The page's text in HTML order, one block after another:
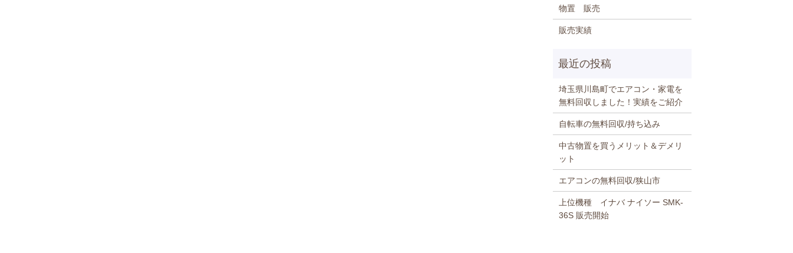
物置 販売
販売実績
埼玉県川島町でエアコン・家電を
無料回収しました！実績をご紹介
自転車の無料回収/持ち込み
中古物置を買うメリット＆デメリ
ット
エアコンの無料回収/狭山市
上位機種 イナバ ナイソー SMK-
36S 販売開始